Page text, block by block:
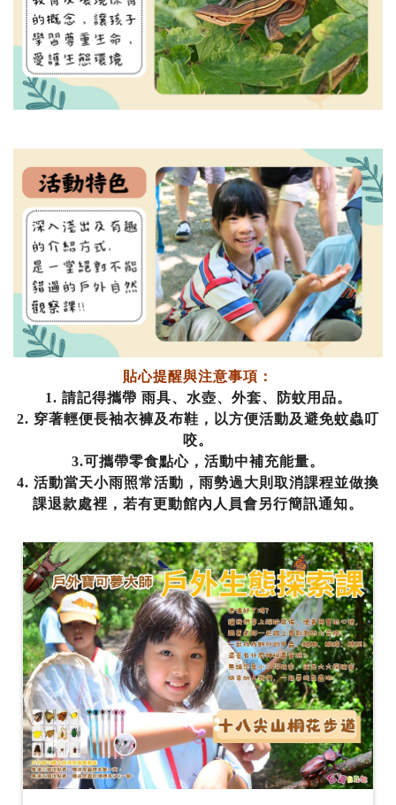
貼心提醒與注意事項：
1. 請記得攜帶 雨具、水壺、外套、防蚊用品。
2. 穿著輕便長袖衣褲及布鞋，以方便活動及避免蚊蟲叮
咬。
3.可攜帶零食點心，活動中補充能量。
4. 活動當天小雨照常活動，雨勢過大則取消課程並做換
課退款處裡， 若有更動館內人員會另行簡訊通知。
記住帳號